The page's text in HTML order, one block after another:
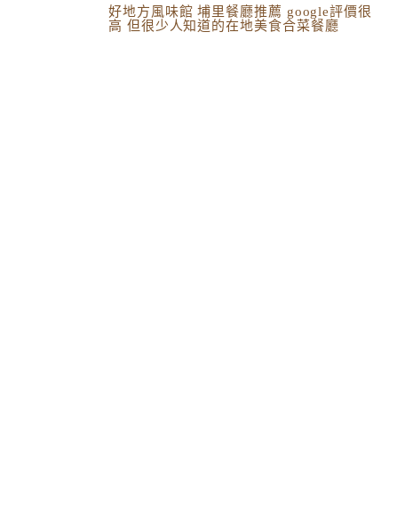
好地方風味館 埔里餐廳推薦 google評價很
高 但很少人知道的在地美食合菜餐廳